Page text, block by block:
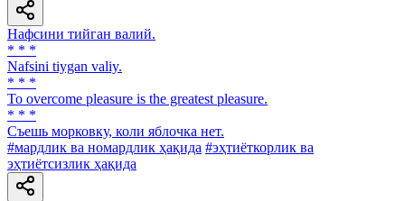
Нафсини тийган валий.
* * *
Nafsini tiygan valiy.
* * *
То overcome pleasure is the greatest pleasure.
* * *
Съешь морковку, коли яблочка нет.
#мардлик ва номардлик ҳақида #эҳтиёткорлик ва
эҳтиётсизлик ҳақида